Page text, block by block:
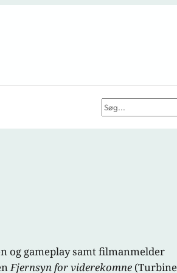
Søg
og gameplay samt filmanmelder
Fjernsyn for viderekomne (Turbine